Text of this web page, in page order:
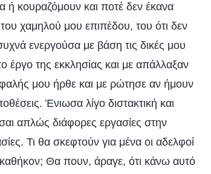
ή κουραζόμουν και ποτέ δεν έκανα
χαμηλού μου επιπέδου, του ότι δεν
ενεργούσα με βάση τις δικές μου
έργο της εκκλησίας και με απάλλαξαν
μου ήρθε και με ρώτησε αν ήμουν
Ένιωσα λίγο διστακτική και
απλώς διάφορες εργασίες στην
Τι θα σκεφτούν για μένα οι αδελφοί
καθήκον; Θα πουν, άραγε, ότι κάνω αυτό